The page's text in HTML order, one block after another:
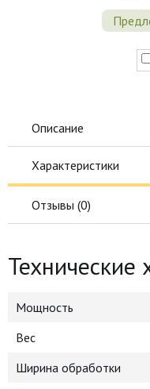
Описание
Характеристики
Отзывы (0)
Технические
Мощность
Вес
Ширина обработки